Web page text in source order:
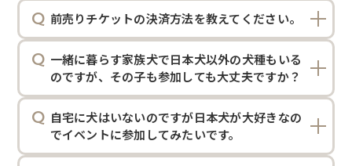
前売りチケットの決済方法を教えてください。
一緒に暮らす家族犬で日本犬以外の犬種もいる
のですが、その子も参加しても大丈夫ですか？
自宅に犬はいないのですが日本犬が大好きなの
でイベントに参加してみたいです。